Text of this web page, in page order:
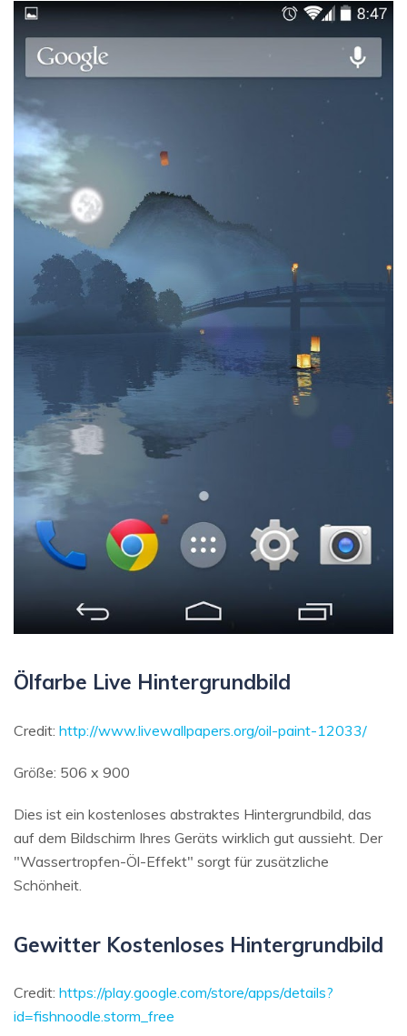
Ölfarbe Live Hintergrundbild
Credit: http://www.livewallpapers.org/oil-paint-12033/
Größe: 506 x 900
Dies ist ein kostenloses abstraktes Hintergrundbild, das
auf dem Bildschirm Ihres Geräts wirklich gut aussieht. Der
"Wassertropfen-Öl-Effekt" sorgt für zusätzliche
Schönheit.
Gewitter Kostenloses Hintergrundbild
Credit: https://play.google.com/store/apps/details?
id=fishnoodle.storm_free